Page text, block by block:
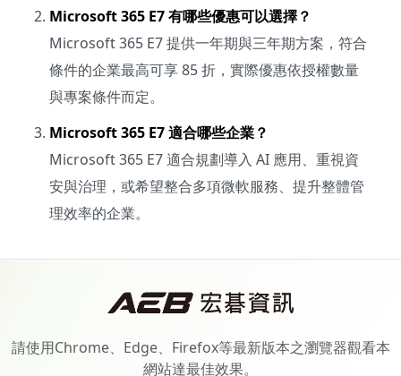
Microsoft 365 E7 有哪些優惠可以選擇？
Microsoft 365 E7 提供一年期與三年期方案，符合
條件的企業最高可享 85 折，實際優惠依授權數量
與專案條件而定。
Microsoft 365 E7 適合哪些企業？
Microsoft 365 E7 適合規劃導入 AI 應用、重視資
安與治理，或希望整合多項微軟服務、提升整體管
理效率的企業。
請使用Chrome、Edge、Firefox等最新版本之瀏覽器觀看本
網站達最佳效果。